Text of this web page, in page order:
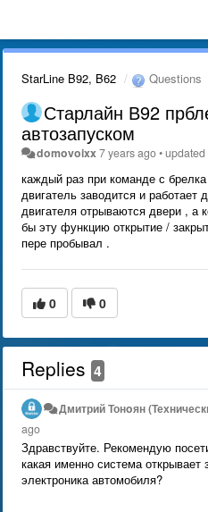
StarLine B92, B62 Questions
Старлайн В92
автозапуском
domovoixx7 years ago•updated
каждый раз при команде с
двигатель заводится и работает
двигателя отрываются двери , а
бы эту функцию открытие /
пере пробывал .
0 0
Replies 4
Дмитрий Тонoян
ago
Здравствуйте. Рекомендую
какая именно система открывает
электроника автомобиля?